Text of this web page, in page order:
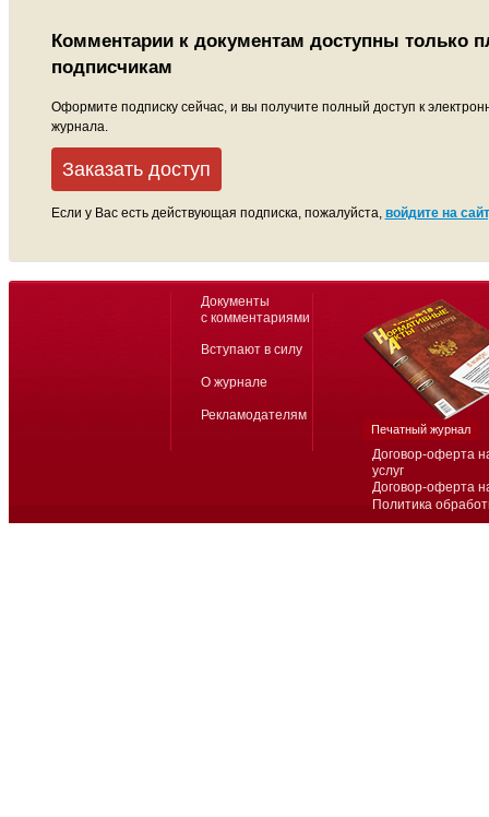
Комментарии к документам доступны только
подписчикам
Оформите подписку сейчас, и вы получите полный доступ к
журнала.
Заказать доступ
Если у Вас есть действующая подписка, пожалуйста, войдите на
Договор-оферта
услуг
Договор-оферта
Политика
Документы
с комментариями
Вступают в силу
О журнале
Рекламодателям
Печатный журнал